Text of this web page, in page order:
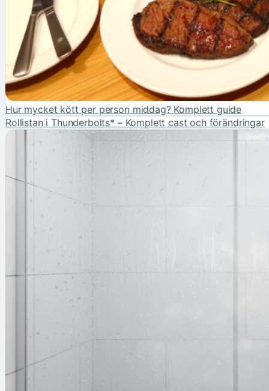
Hur mycket kött per person middag? Komplett guide
Rollistan i Thunderbolts* – Komplett cast och förändringar